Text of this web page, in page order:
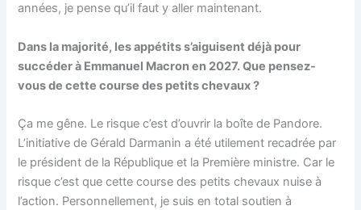
années, je pense qu’il faut y aller maintenant.
Dans la majorité, les appétits s’aiguisent déjà pour
succéder à Emmanuel Macron en 2027.Que pensez-
vous de cette course des petits chevaux ?
Ça me gêne. Le risque c’est d’ouvrir la boîte de Pandore.
L’initiative de Gérald Darmanin a été utilement recadrée par
le président de la République et la Première ministre. Car le
risque c’est que cette course des petits chevaux nuise à
l’action. Personnellement, je suis en total soutien à